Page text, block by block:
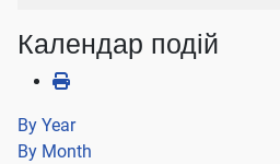
Календар подій
By Year
By Month